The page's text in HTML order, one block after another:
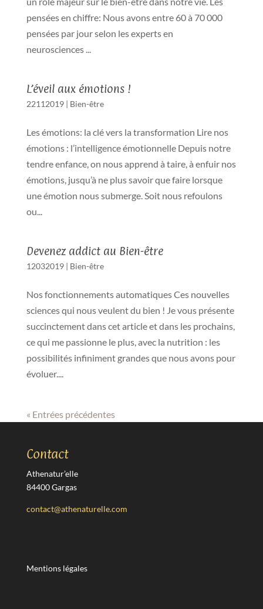
pensées en chiffre: Nous avons entre 60 à 70 000
pensées par jour selon les experts en
neurosciences ...
L’éveil aux émotions !
22112019| Bien-être
Les émotions: la clé vers la transformation Lire nos
émotions : l’intelligence émotionnelle Depuis notre
tendre enfance, on nous apprend à taire, à enfuir nos
émotions, jusqu’à ne plus savoir que faire lorsque
une émotion nous submerge. Soit nous refoulons
ou...
Devenez addict au Bien-être
12032019| Bien-être
Nos fonctionnements automatiques Ces nouvelles
sciences qui nous veulent du bien ! Je vous présente
succinctement dans cet article et dans les prochains,
ce qui me passionne le plus, avec la nutrition : les
possibilités infiniment grandes que nous avons pour
évoluer....
« Entrées précédentes
Contact
Athenatur’elle
84400 Gargas
contact@athenaturelle.com
Mentions légales